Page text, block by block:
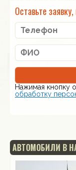
Оставьте
Нажимая кнопку
обработку
АВТОМОБИЛИ В